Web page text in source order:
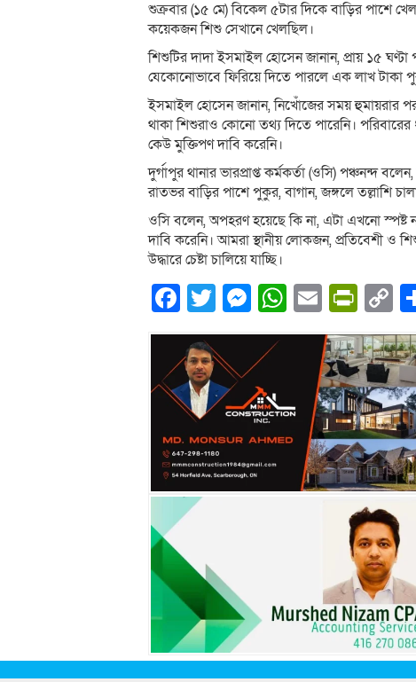
শুক্রবার (১৫ মে) বিকেল ৫টার দিকে বাড়ির পাশে
কয়েকজন শিশু সেখানে খেলছিল।
শিশুটির দাদা ইসমাইল হোসেন জানান, প্রায় ১৫
যেকোনোভাবে ফিরিয়ে দিতে পারলে এক লাখ টাকা
ইসমাইল হোসেন জানান, নিখোঁজের সময় হুমায়রার
থাকা শিশুরাও কোনো তথ্য দিতে পারেনি।
কেউ মুক্তিপণ দাবি করেনি।
দুর্গাপুর থানার ভারপ্রাপ্ত কর্মকর্তা (ওসি) পঞ্চনন্দ
রাতভর বাড়ির পাশে পুকুর, বাগান, জঙ্গলে তল্লাশি
ওসি বলেন, অপহরণ হয়েছে কি না, এটা এখনো
দাবি করেনি। আমরা স্থানীয় লোকজন, প্রতিবেশী ও
উদ্ধারে চেষ্টা চালিয়ে যাচ্ছি।
Facebook
Twitter
Messenger
Email